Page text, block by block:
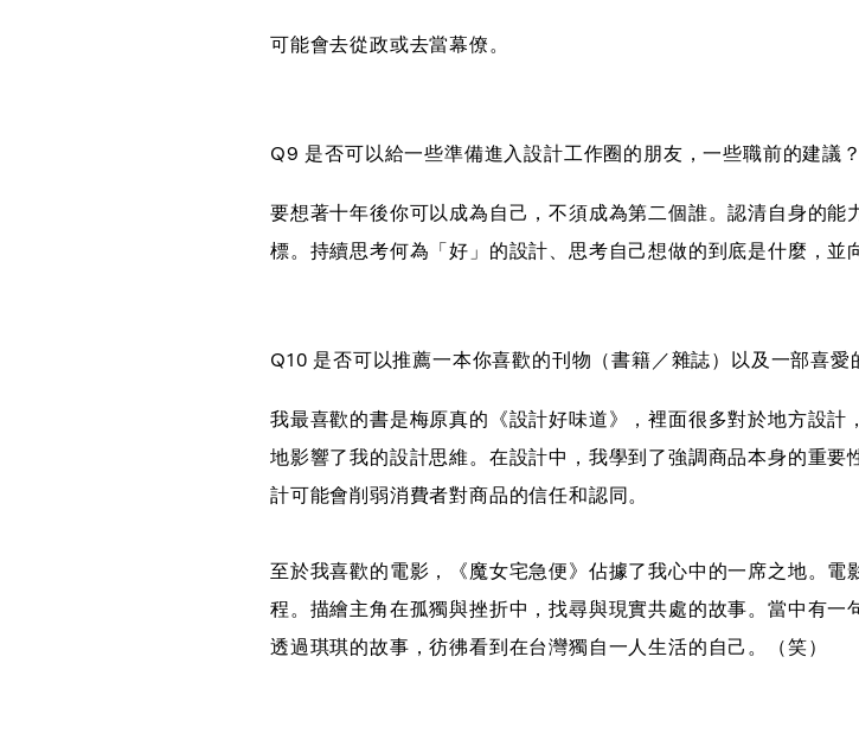
可能會去從政或去當幕僚。
Q9 是否可以給一些準備進入設計工作圈的朋友，一些職前的建議？
要想著十年後你可以成為自己，不須成為第二個誰。認清自身的
標。持續思考何為「好」的設計、思考自己想做的到底是什麼，並
Q10 是否可以推薦一本你喜歡的刊物（書籍／雜誌）以及一部喜愛
我最喜歡的書是梅原真的《設計好味道》，裡面很多對於地方設
地影響了我的設計思維。在設計中，我學到了強調商品本身的重
計可能會削弱消費者對商品的信任和認同。
至於我喜歡的電影，《魔女宅急便》佔據了我心中的一席之地。
程。描繪主角在孤獨與挫折中，找尋與現實共處的故事。當中有一
透過琪琪的故事，彷彿看到在台灣獨自一人生活的自己。（笑）